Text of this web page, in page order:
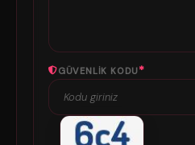
GÜVENLIK KODU*